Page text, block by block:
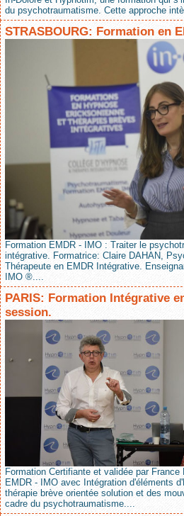
du psychotraumatisme. Cette approche
STRASBOURG: Formation en
Formation EMDR - IMO : Traiter le
intégrative. Formatrice: Claire DAHAN,
Thérapeute en EMDR Intégrative.
IMO ®....
PARIS: Formation Intégrative
session.
Formation Certifiante et validée par
EMDR - IMO avec Intégration d'éléments
thérapie brève orientée solution et des
cadre du psychotraumatisme....